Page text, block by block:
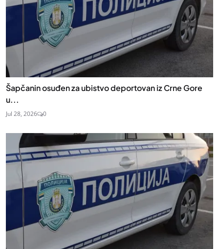
Šapčanin osuđen za ubistvo deportovan iz Crne Gore
u...
Jul 28, 2026 0